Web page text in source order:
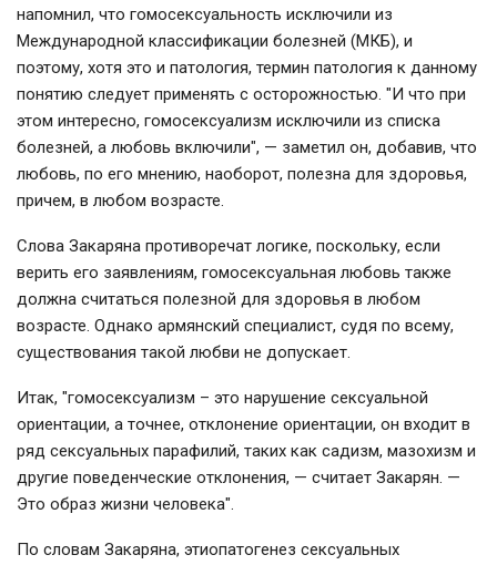
напомнил, что гомосексуальность исключили из
Международной классификации болезней (МКБ), и
поэтому, хотя это и патология, термин патология к данному
понятию следует применять с осторожностью. "И что при
этом интересно, гомосексуализм исключили из списка
болезней, а любовь включили", — заметил он, добавив, что
любовь, по его мнению, наоборот, полезна для здоровья,
причем, в любом возрасте.
Слова Закаряна противоречат логике, поскольку, если
верить его заявлениям, гомосексуальная любовь также
должна считаться полезной для здоровья в любом
возрасте. Однако армянский специалист, судя по всему,
существования такой любви не допускает.
Итак, "гомосексуализм – это нарушение сексуальной
ориентации, а точнее, отклонение ориентации, он входит в
ряд сексуальных парафилий, таких как садизм, мазохизм и
другие поведенческие отклонения, — считает Закарян. —
Это образ жизни человека".
По словам Закаряна, этиопатогенез сексуальных